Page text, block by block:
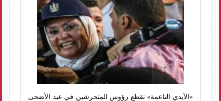
«الأيدي الناعمة» تقطع رؤوس المتحرشين في عيد الأضحى